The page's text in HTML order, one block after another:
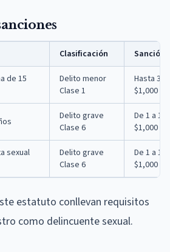
Clasificación Sanción
de 15
Delito menor
Clase 1
Hasta
$1,000
Delito grave
Clase 6
De 1 a
$1,000 a
sexual
Delito grave
Clase 6
De 1 a
$1,000 a
estatuto conllevan requisitos
como delincuente sexual.